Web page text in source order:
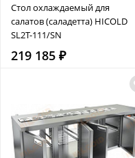
Стол охлаждаемый для
салатов (саладетта) HICOLD
SL2T-111/SN
219 185 ₽